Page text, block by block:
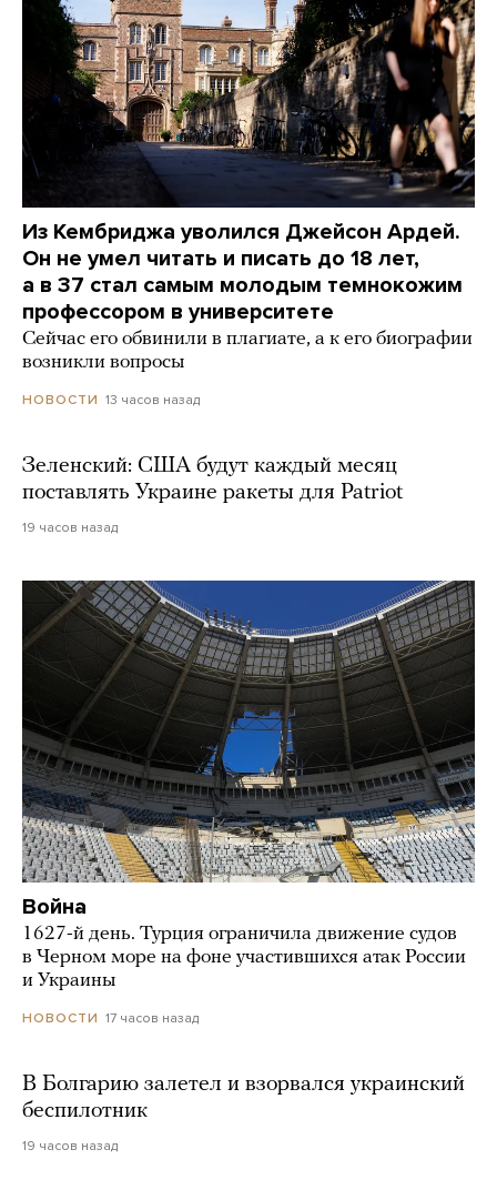
Из Кембриджа уволился Джейсон Ардей.
Он не умел читать и писать до 18 лет,
а в 37 стал самым молодым темнокожим
профессором в университете
Сейчас его обвинили в плагиате, а к его биографии
возникли вопросы
НОВОСТИ 13 часов назад
Зеленский: США будут каждый месяц
поставлять Украине ракеты для Patriot
19 часов назад
Война
1627-й день. Турция ограничила движение судов
в Черном море на фоне участившихся атак России
и Украины
НОВОСТИ 17 часов назад
В Болгарию залетел и взорвался украинский
беспилотник
19 часов назад